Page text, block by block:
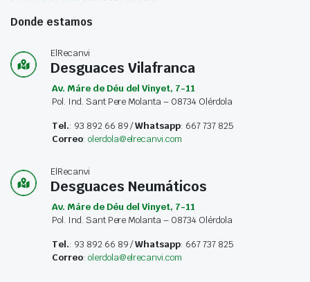
Donde estamos
ElRecanvi
Desguaces Vilafranca
Av. Máre de Déu del Vinyet, 7-11
Pol. Ind. Sant Pere Molanta – 08734 Olérdola
Tel.: 93 892 66 89 /Whatsapp: 667 737 825
Correo: olerdola@elrecanvi.com
ElRecanvi
Desguaces Neumáticos
Av. Máre de Déu del Vinyet, 7-11
Pol. Ind. Sant Pere Molanta – 08734 Olérdola
Tel.: 93 892 66 89 /Whatsapp: 667 737 825
Correo: olerdola@elrecanvi.com